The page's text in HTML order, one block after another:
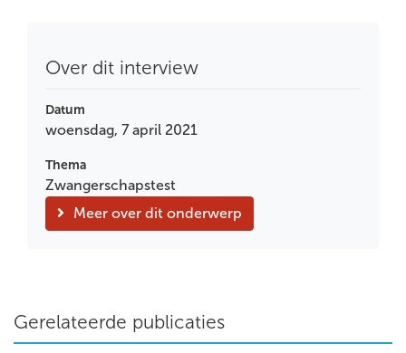
Over dit interview
Datum
woensdag, 7 april 2021
Thema
Zwangerschapstest
Meer over dit onderwerp
Gerelateerde publicaties